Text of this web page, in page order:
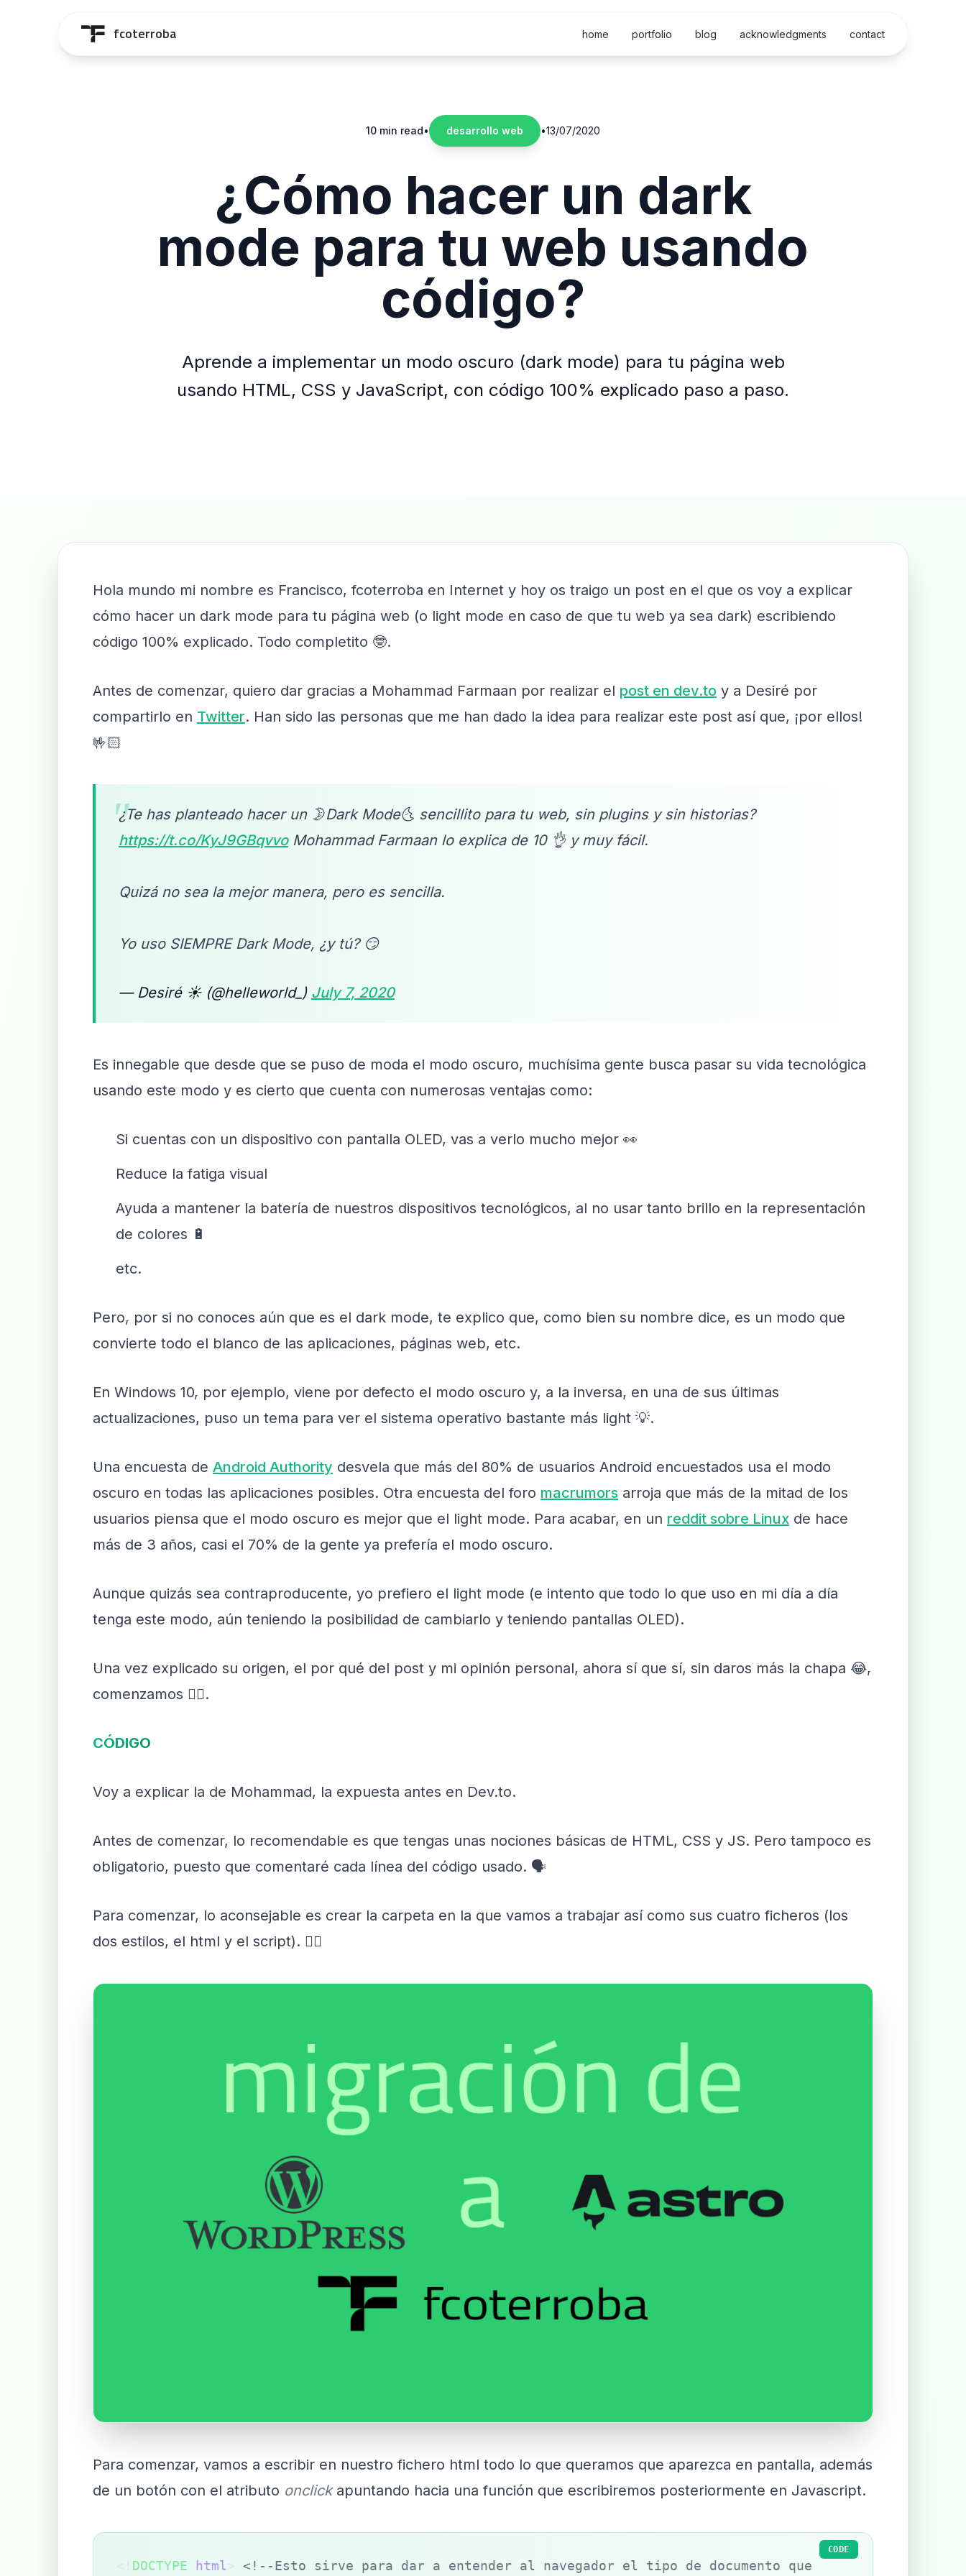
fcoterroba home portfolio blog acknowledgments contact
10 min read• desarrollo web •13/07/2020
¿Cómo hacer un dark
mode para tu web usando
código?
Aprende a implementar un modo oscuro (dark mode) para tu página web
usando HTML, CSS y JavaScript, con código 100% explicado paso a paso.
Hola mundo mi nombre es Francisco, fcoterroba en Internet y hoy os traigo un post en el que os voy a explicar
cómo hacer un dark mode para tu página web (o light mode en caso de que tu web ya sea dark) escribiendo
código 100% explicado. Todo completito 🤓.
Antes de comenzar, quiero dar gracias a Mohammad Farmaan por realizar el post en dev.to y a Desiré por
compartirlo en Twitter. Han sido las personas que me han dado la idea para realizar este post así que, ¡por ellos!
🤟🏻
¿Te has planteado hacer un 🌛Dark Mode🌜 sencillito para tu web, sin plugins y sin historias?
https://t.co/KyJ9GBqvvoMohammad Farmaan lo explica de 10 👌 y muy fácil.
Quizá no sea la mejor manera, pero es sencilla.
Yo uso SIEMPRE Dark Mode, ¿y tú? 😏
— Desiré ☀ (@helleworld_) July 7, 2020
"
Es innegable que desde que se puso de moda el modo oscuro, muchísima gente busca pasar su vida tecnológica
usando este modo y es cierto que cuenta con numerosas ventajas como:
Si cuentas con un dispositivo con pantalla OLED, vas a verlo mucho mejor 👀
Reduce la fatiga visual
Ayuda a mantener la batería de nuestros dispositivos tecnológicos, al no usar tanto brillo en la representación
de colores 🔋
etc.
Pero, por si no conoces aún que es el dark mode, te explico que, como bien su nombre dice, es un modo que
convierte todo el blanco de las aplicaciones, páginas web, etc.
En Windows 10, por ejemplo, viene por defecto el modo oscuro y, a la inversa, en una de sus últimas
actualizaciones, puso un tema para ver el sistema operativo bastante más light 💡.
Una encuesta de Android Authority desvela que más del 80% de usuarios Android encuestados usa el modo
oscuro en todas las aplicaciones posibles. Otra encuesta del foro macrumors arroja que más de la mitad de los
usuarios piensa que el modo oscuro es mejor que el light mode. Para acabar, en un reddit sobre Linux de hace
más de 3 años, casi el 70% de la gente ya prefería el modo oscuro.
Aunque quizás sea contraproducente, yo prefiero el light mode (e intento que todo lo que uso en mi día a día
tenga este modo, aún teniendo la posibilidad de cambiarlo y teniendo pantallas OLED).
Una vez explicado su origen, el por qué del post y mi opinión personal, ahora sí que sí, sin daros más la chapa 😂,
comenzamos 👇🏻.
CÓDIGO
Voy a explicar la de Mohammad, la expuesta antes en Dev.to.
Antes de comenzar, lo recomendable es que tengas unas nociones básicas de HTML, CSS y JS. Pero tampoco es
obligatorio, puesto que comentaré cada línea del código usado. 🗣
Para comenzar, lo aconsejable es crear la carpeta en la que vamos a trabajar así como sus cuatro ficheros (los
dos estilos, el html y el script). 👇🏻
Para comenzar, vamos a escribir en nuestro fichero html todo lo que queramos que aparezca en pantalla, además
de un botón con el atributo onclickapuntando hacia una función que escribiremos posteriormente en Javascript.
DOCTYPE html <!--Esto sirve para dar a entender al navegador el tipo de documento que
CODE